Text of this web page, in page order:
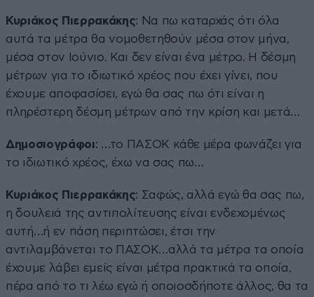
Κυριάκος Πιερρακάκης: Να πω καταρχάς ότι όλα
αυτά τα μέτρα θα νομοθετηθούν μέσα στον μήνα,
μέσα στον Ιούνιο. Και δεν είναι ένα μέτρο. Η δέσμη
μέτρων για το ιδιωτικό χρέος που έχει γίνει, που
έχουμε αποφασίσει, εγώ θα σας πω ότι είναι η
πληρέστερη δέσμη μέτρων από την κρίση και μετά…
Δημοσιογράφοι: …το ΠΑΣΟΚ κάθε μέρα φωνάζει για
το ιδιωτικό χρέος, έχω να σας πω…
Κυριάκος Πιερρακάκης: Σαφώς, αλλά εγώ θα σας πω,
η δουλειά της αντιπολίτευσης είναι ενδεχομένως
αυτή…ή εν πάση περιπτώσει, έτσι την
αντιλαμβάνεται το ΠΑΣΟΚ…αλλά τα μέτρα τα οποία
έχουμε λάβει εμείς είναι μέτρα πρακτικά τα οποία,
πέρα από το τι λέω εγώ ή οποιοσδήποτε άλλος, θα τα